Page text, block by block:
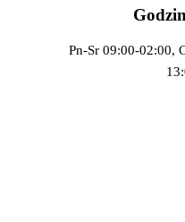
Pn-Sr 09:00-02:00,